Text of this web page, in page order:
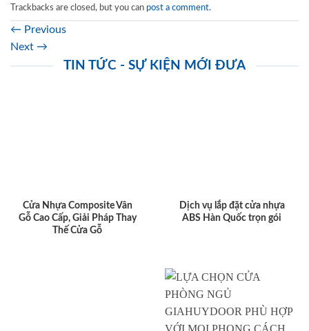
Trackbacks are closed, but you can post a comment.
← Previous
Next →
TIN TỨC - SỰ KIỆN MỚI ĐƯA
Cửa Nhựa Composite Vân
Gỗ Cao Cấp, Giải Pháp Thay
Thế Cửa Gỗ
Dịch vụ lắp đặt cửa nhựa
ABS Hàn Quốc trọn gói